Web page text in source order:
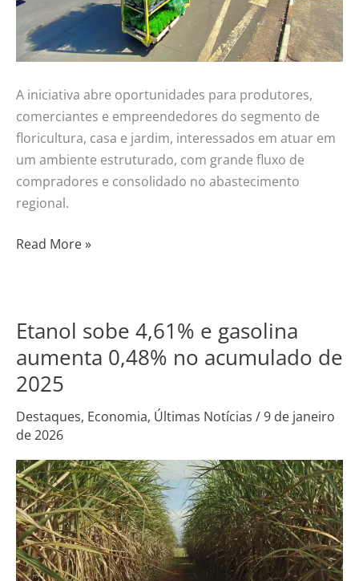
A iniciativa abre oportunidades para produtores,
comerciantes e empreendedores do segmento de
floricultura, casa e jardim, interessados em atuar em
um ambiente estruturado, com grande fluxo de
compradores e consolidado no abastecimento
regional.
Read More »
Etanol sobe 4,61% e gasolina
aumenta 0,48% no acumulado de
2025
Destaques, Economia, Últimas Notícias /9 de janeiro
de 2026
Etanol
4,61%
e
gasolina
aumenta
0,48%
no
acumulado
de
2025